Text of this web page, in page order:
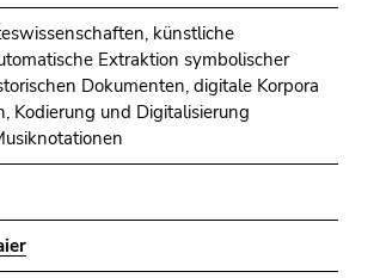
künstliche
Extraktion symbolischer
Dokumenten, digitale Korpora
Kodierung und Digitalisierung